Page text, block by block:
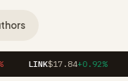
LINK$17.84+0.92%